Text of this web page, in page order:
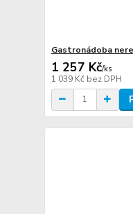
Gastronádoba
1 257 Kč/ks
1 039 Kč bez DPH